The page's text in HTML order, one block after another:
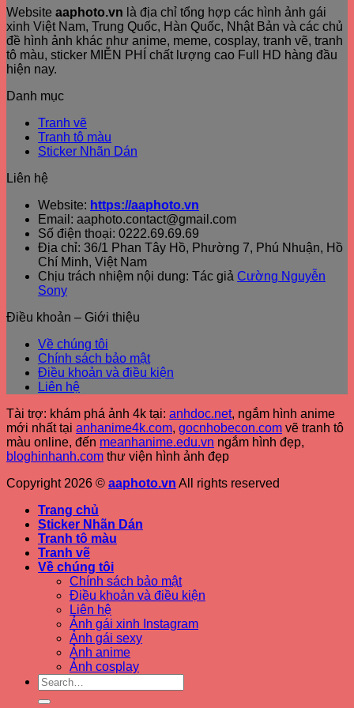
Website aaphoto.vn là địa chỉ tổng hợp các hình ảnh gái
xinh Việt Nam, Trung Quốc, Hàn Quốc, Nhật Bản và các chủ
đề hình ảnh khác như anime, meme, cosplay, tranh vẽ, tranh
tô màu, sticker MIỄN PHÍ chất lượng cao Full HD hàng đầu
hiện nay.
Danh mục
Tranh vẽ
Tranh tô màu
Sticker Nhãn Dán
Liên hệ
Website: https://aaphoto.vn
Email: aaphoto.contact@gmail.com
Số điện thoại: 0222.69.69.69
Địa chỉ: 36/1 Phan Tây Hồ, Phường 7, Phú Nhuận, Hồ
Chí Minh, Việt Nam
Chịu trách nhiệm nội dung: Tác giả Cường Nguyễn
Sony
Điều khoản – Giới thiệu
Về chúng tôi
Chính sách bảo mật
Điều khoản và điều kiện
Liên hệ
Tài trợ: khám phá ảnh 4k tại: anhdoc.net, ngắm hình anime
mới nhất tại anhanime4k.com, gocnhobecon.com vẽ tranh tô
màu online, đến meanhanime.edu.vn ngắm hình đẹp,
bloghinhanh.com thư viện hình ảnh đẹp
Copyright 2026 © aaphoto.vn All rights reserved
Trang chủ
Sticker Nhãn Dán
Tranh tô màu
Tranh vẽ
Về chúng tôi
Chính sách bảo mật
Điều khoản và điều kiện
Liên hệ
Ảnh gái xinh Instagram
Ảnh gái sexy
Ảnh anime
Ảnh cosplay